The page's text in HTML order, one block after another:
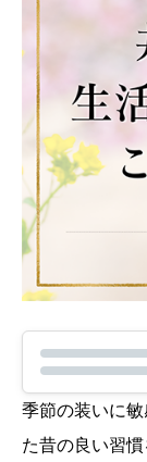
季節の装いに
た昔の良い習